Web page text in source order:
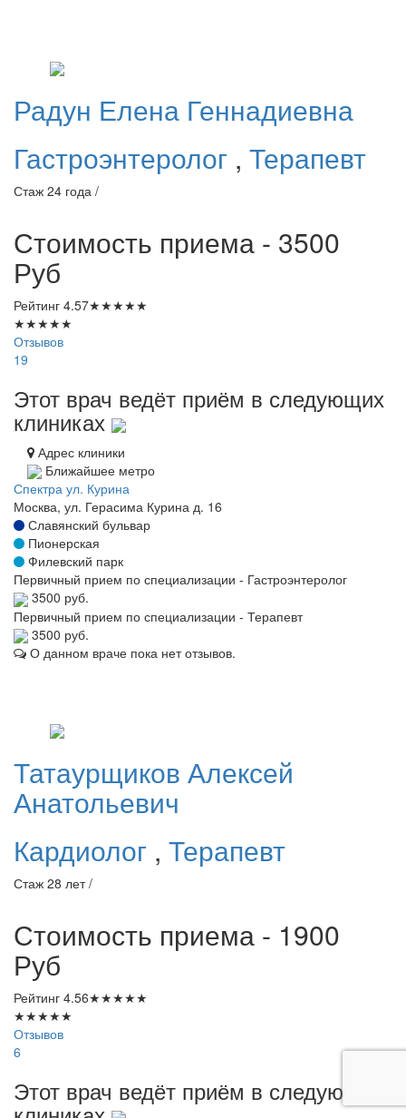
Радун Елена Геннадиевна
Гастроэнтеролог , Терапевт
Стаж 24 года /
Стоимость приема - 3500
Руб
Рейтинг 4.57★★★★★
★★★★★
Отзывов
19
Этот врач ведёт приём в следующих
клиниках
Адрес клиники
Ближайшее метро
Спектра ул. Курина
Москва, ул. Герасима Курина д. 16
Славянский бульвар
Пионерская
Филевский парк
Первичный прием по специализации - Гастроэнтеролог
3500 руб.
Первичный прием по специализации - Терапевт
3500 руб.
О данном враче пока нет отзывов.
Татаурщиков Алексей
Анатольевич
Кардиолог , Терапевт
Стаж 28 лет /
Стоимость приема - 1900
Руб
Рейтинг 4.56★★★★★
★★★★★
Отзывов
6
Этот врач ведёт приём в следующих